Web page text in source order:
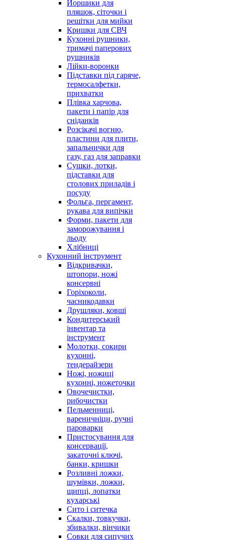
Йоршики для
пляшок, сіточки і
решітки для мийки
Кришки для СВЧ
Кухонні рушники,
тримачі паперових
рушників
Лійки-воронки
Підставки під гаряче,
термосалфетки,
прихватки
Плівка харчова,
пакети і папір для
сніданків
Розсікачі вогню,
пластини для плити,
запальнички для
газу, газ для заправки
Сушки, лотки,
підставки для
столових приладів і
посуду
Фольга, пергамент,
рукава для випічки
Форми, пакети для
заморожування і
льоду
Хлібниці
Кухонний інструмент
Відкривачки,
штопори, ножі
консервні
Горіхоколи,
часникодавки
Друшляки, ковші
Кондитерський
інвентар та
інструмент
Молотки, сокири
кухонні,
тендерайзери
Ножі, ножиці
кухонні, ножеточки
Овочечистки,
рибочистки
Пельменниці,
вареничніци, ручні
пароварки
Пристосування для
консервації,
закаточні ключі,
банки, кришки
Розливні ложки,
шумівки, ложки,
щипці, лопатки
кухарські
Сито і ситечка
Скалки, товкучки,
збивалки, вінчики
Совки для сипучих